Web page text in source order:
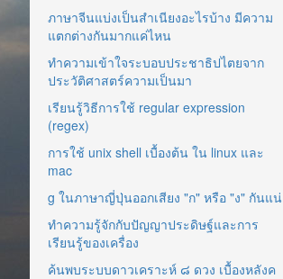
ภาษาจีนแบ่งเป็นสำเนียงอะไรบ้าง มีความ
แตกต่างกันมากแค่ไหน
ทำความเข้าใจระบอบประชาธิปไตยจาก
ประวัติศาสตร์ความเป็นมา
เรียนรู้วิธีการใช้ regular expression
(regex)
การใช้ unix shell เบื้องต้น ใน linux และ
mac
g ในภาษาญี่ปุ่นออกเสียง "ก" หรือ "ง" กันแน่
ทำความรู้จักกับปัญญาประดิษฐ์และการ
เรียนรู้ของเครื่อง
ค้นพบระบบดาวเคราะห์ ๘ ดวง เบื้องหลังค